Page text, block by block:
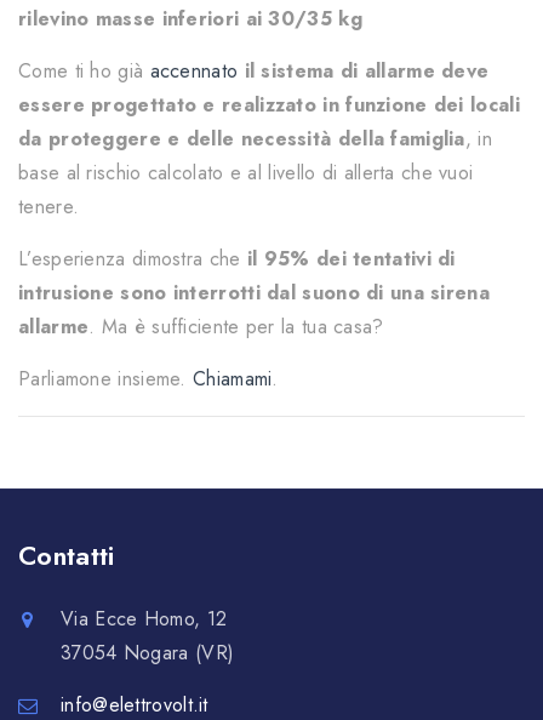
rilevino masse inferiori ai 30/35 kg
Come ti ho già accennato il sistema di allarme deve
essere progettato e realizzato in funzione dei locali
da proteggere e delle necessità della famiglia, in
base al rischio calcolato e al livello di allerta che vuoi
tenere.
L’esperienza dimostra che il 95% dei tentativi di
intrusione sono interrotti dal suono di una sirena
allarme. Ma è sufficiente per la tua casa?
Parliamone insieme.Chiamami.
Contatti
Via Ecce Homo, 12
37054 Nogara (VR)
info@elettrovolt.it